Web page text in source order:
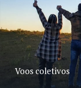
Voos coletivos